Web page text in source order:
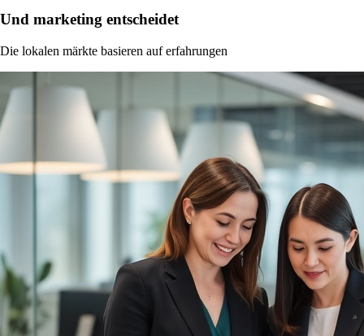
Und marketing entscheidet
Die lokalen märkte basieren auf erfahrungen